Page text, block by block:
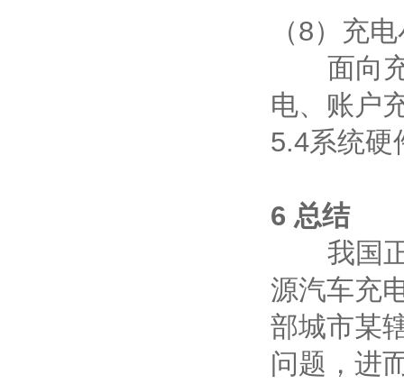
（8）充
面向充
电、账户
5.4系统硬
6 总结
我国正
源汽车充
部城市某
问题，进